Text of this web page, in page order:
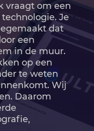
vraagt om een
Je
dat
een
in de muur.​
op een
te weten
Wij
Daarom